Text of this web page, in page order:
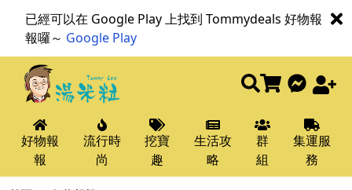
已經可以在 Google Play 上找到 Tommydeals 好物報
報囉～ Google Play
好物報
報
流行時
尚
挖寶
趣
生活攻
略
群
組
集運服
務